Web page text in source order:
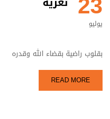
يوليو
بقلوب راضية بقضاء الله وقدره
READ MORE